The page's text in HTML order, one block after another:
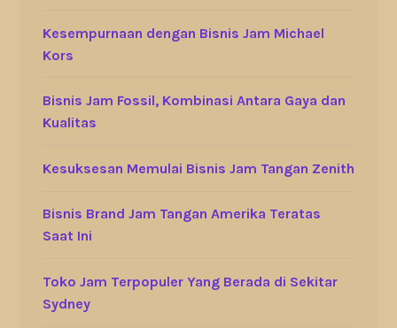
Kesempurnaan dengan Bisnis Jam Michael
Kors
Bisnis Jam Fossil, Kombinasi Antara Gaya dan
Kualitas
Kesuksesan Memulai Bisnis Jam Tangan Zenith
Bisnis Brand Jam Tangan Amerika Teratas
Saat Ini
Toko Jam Terpopuler Yang Berada di Sekitar
Sydney